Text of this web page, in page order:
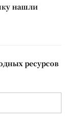
нашли
ресурсов